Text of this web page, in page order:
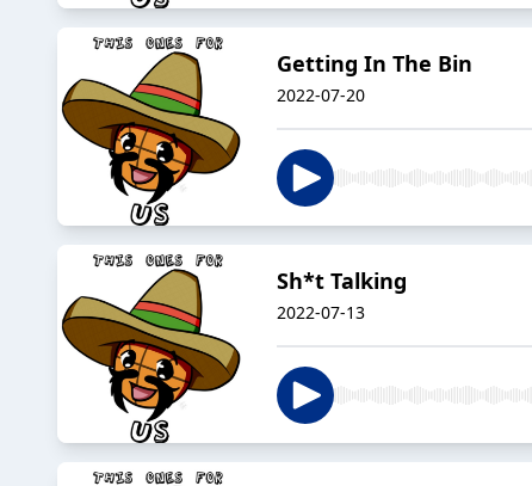
Getting In The Bin
2022-07-20
Sh*t Talking
2022-07-13